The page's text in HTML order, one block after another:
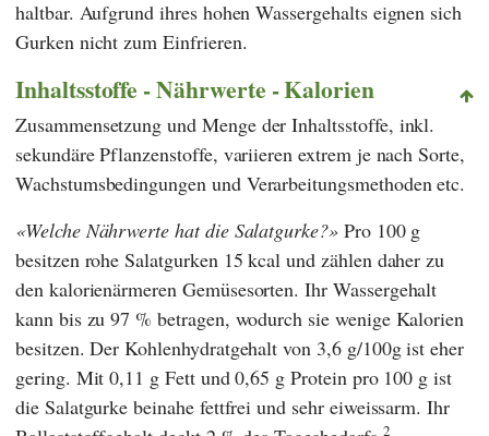
haltbar. Aufgrund ihres hohen Wassergehalts eignen sich
Gurken nicht zum Einfrieren.
Inhaltsstoffe - Nährwerte - Kalorien
Zusammensetzung und Menge der Inhaltsstoffe, inkl.
sekundäre Pflanzenstoffe, variieren extrem je nach Sorte,
Wachstumsbedingungen und Verarbeitungsmethoden etc.
Welche Nährwerte hat die Salatgurke? Pro 100 g
besitzen rohe Salatgurken 15 kcal und zählen daher zu
den kalorienärmeren Gemüsesorten. Ihr Wassergehalt
kann bis zu 97 % betragen, wodurch sie wenige Kalorien
besitzen. Der Kohlenhydratgehalt von 3,6 g/100g ist eher
gering. Mit 0,11 g Fett und 0,65 g Protein pro 100 g ist
die Salatgurke beinahe fettfrei und sehr eiweissarm. Ihr
2